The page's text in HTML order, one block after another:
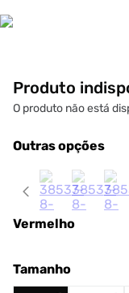
Produto
O produto não está
Outras opções
Vermelho
Tamanho